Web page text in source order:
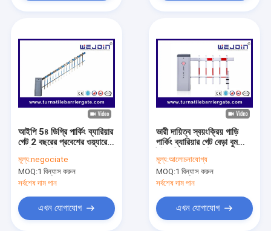
আইপি 5৪ ডিগ্রি পার্কিং ব্যারিয়ার
গেট 2 বছরের প্রবেশের ওয়্যারেন্টি
মূল্য:negociate
MOQ:1 বিন্যাস করুন
সর্বশেষ দাম পান
এখন যোগাযোগ
ভারী দায়িত্ব স্বয়ংক্রিয় গাড়ি
পার্কিং ব্যারিয়ার গেট বেড়া বুম
মূল্য:আলোচনাযোগ্য
MOQ:1 বিন্যাস করুন
সর্বশেষ দাম পান
এখন যোগাযোগ